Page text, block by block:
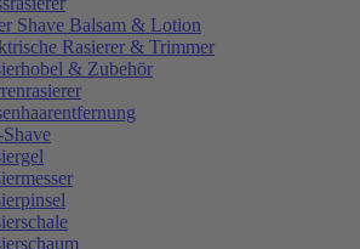
Shave Balsam & Lotion
Rasierer & Trimmer
& Zubehör
Shave